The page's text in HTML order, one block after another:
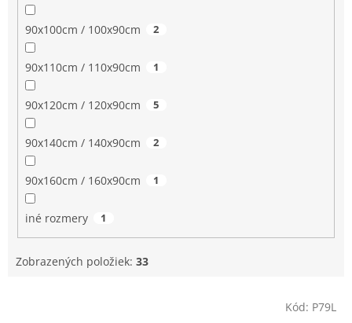
90x100cm / 100x90cm 2
90x110cm / 110x90cm 1
90x120cm / 120x90cm 5
90x140cm / 140x90cm 2
90x160cm / 160x90cm 1
iné rozmery 1
Zobrazených položiek: 33
Kód: P79L